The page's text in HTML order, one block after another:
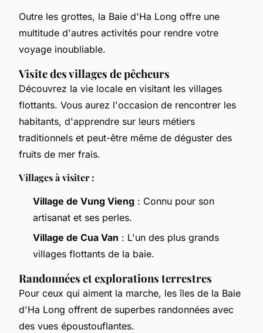
Outre les grottes, la Baie d'Ha Long offre une
multitude d'autres activités pour rendre votre
voyage inoubliable.
Visite des villages de pêcheurs
Découvrez la vie locale en visitant les villages
flottants. Vous aurez l'occasion de rencontrer les
habitants, d'apprendre sur leurs métiers
traditionnels et peut-être même de déguster des
fruits de mer frais.
Villages à visiter :
Village de Vung Vieng : Connu pour son
artisanat et ses perles.
Village de Cua Van : L'un des plus grands
villages flottants de la baie.
Randonnées et explorations terrestres
Pour ceux qui aiment la marche, les îles de la Baie
d'Ha Long offrent de superbes randonnées avec
des vues époustouflantes.